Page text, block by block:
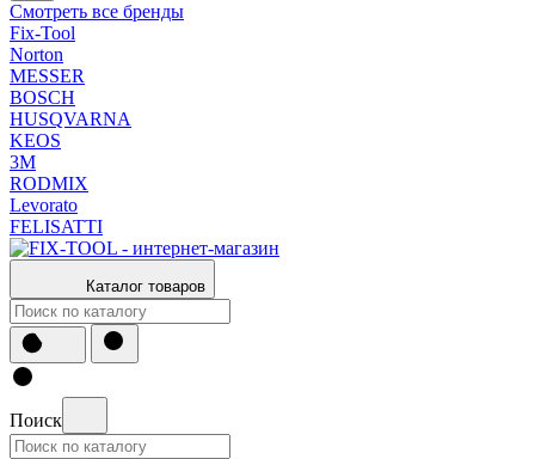
Смотреть все бренды
Fix-Tool
Norton
MESSER
BOSCH
HUSQVARNA
KEOS
3М
RODMIX
Levorato
FELISATTI
Каталог товаров
Поиск